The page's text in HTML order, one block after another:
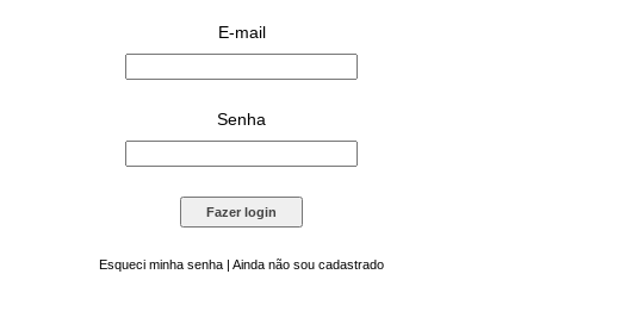
E-mail
Senha
Esqueci minha senha | Ainda não sou cadastrado